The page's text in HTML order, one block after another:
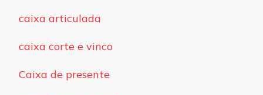
caixa articulada
caixa corte e vinco
Caixa de presente